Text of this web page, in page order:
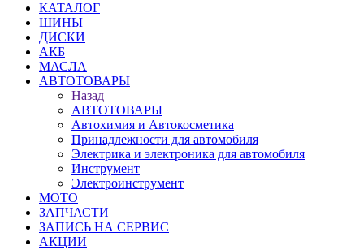
КАТАЛОГ
ШИНЫ
ДИСКИ
АКБ
МАСЛА
АВТОТОВАРЫ
Назад
АВТОТОВАРЫ
Автохимия и Автокосметика
Принадлежности для автомобиля
Электрика и электроника для автомобиля
Инструмент
Электроинструмент
МОТО
ЗАПЧАСТИ
ЗАПИСЬ НА СЕРВИС
АКЦИИ